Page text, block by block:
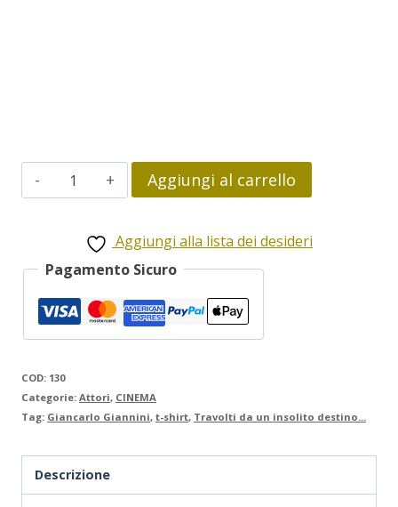
Travolti
da
nell'azzurro
mare
d'Agosto
quantità
Aggiungi al carrello
Aggiungi alla lista dei desideri
Pagamento Sicuro
COD: 130
Categorie: Attori, CINEMA
Tag: Giancarlo Giannini, t-shirt, Travolti da un insolito destino...
Descrizione